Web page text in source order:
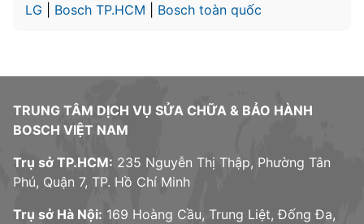
LG
Bosch TP.HCM Bosch toàn quốc
TRUNG TÂM DỊCH VỤ SỬA CHỮA & BẢO HÀNH
BOSCH VIỆT NAM
Trụ sở TP.HCM: 235 Nguyễn Thị Thập, Phường Tân
Phú, Quận 7, TP. Hồ Chí Minh
Trụ sở Hà Nội: 169 Hoàng Cầu, Trung Liệt, Đống Đa,